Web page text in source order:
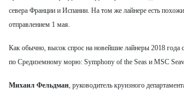
севера Франции и Испании. На том же лайнере есть
отправлением 1 мая.
Как обычно, высок спрос на новейшие лайнеры 2018 года
по Средиземному морю: Symphony of the Seas и MSC
Михаил Фельдман , руководитель круизного